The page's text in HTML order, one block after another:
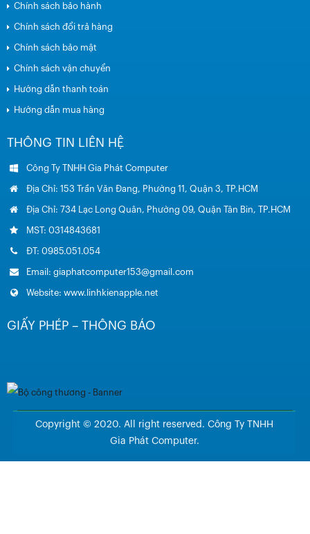
Chính sách bảo hành
Chính sách đổi trả hàng
Chính sách bảo mật
Chính sách vận chuyển
Hướng dẫn thanh toán
Hướng dẫn mua hàng
THÔNG TIN LIÊN HỆ
Công Ty TNHH Gia Phát Computer
Địa Chỉ: 153 Trần Văn Đang, Phường 11, Quận 3, TP.HCM
Địa Chỉ: 734 Lạc Long Quân, Phường 09, Quận Tân Bin, TP.HCM
MST: 0314843681
ĐT: 0985.051.054
Email: giaphatcomputer153@gmail.com
Website: www.linhkienapple.net
GIẤY PHÉP – THÔNG BÁO
Copyright © 2020. All right reserved. Công Ty TNHH
Gia Phát Computer.